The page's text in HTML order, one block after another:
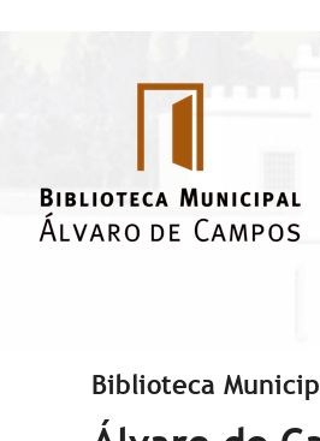
Biblioteca